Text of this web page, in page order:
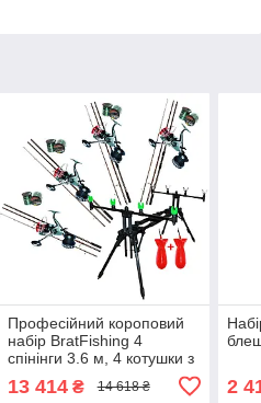
Професійний короповий
набір BratFishing 4
спінінги 3.6 м, 4 котушки з
бейтранером, 4 волосіні,
род-под
13 414₴ 14 618 ₴ 2